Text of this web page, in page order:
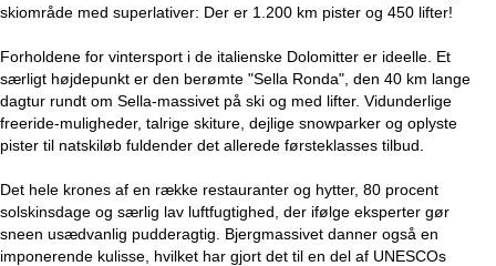
skiområde med superlativer: Der er 1.200 km pister og 450 lifter!
Forholdene for vintersport i de italienske Dolomitter er ideelle. Et
særligt højdepunkt er den berømte "Sella Ronda", den 40 km lange
dagtur rundt om Sella-massivet på ski og med lifter. Vidunderlige
freeride-muligheder, talrige skiture, dejlige snowparker og oplyste
pister til natskiløb fuldender det allerede førsteklasses tilbud.
Det hele krones af en række restauranter og hytter, 80 procent
solskinsdage og særlig lav luftfugtighed, der ifølge eksperter gør
sneen usædvanlig pudderagtig. Bjergmassivet danner også en
imponerende kulisse, hvilket har gjort det til en del af UNESCOs